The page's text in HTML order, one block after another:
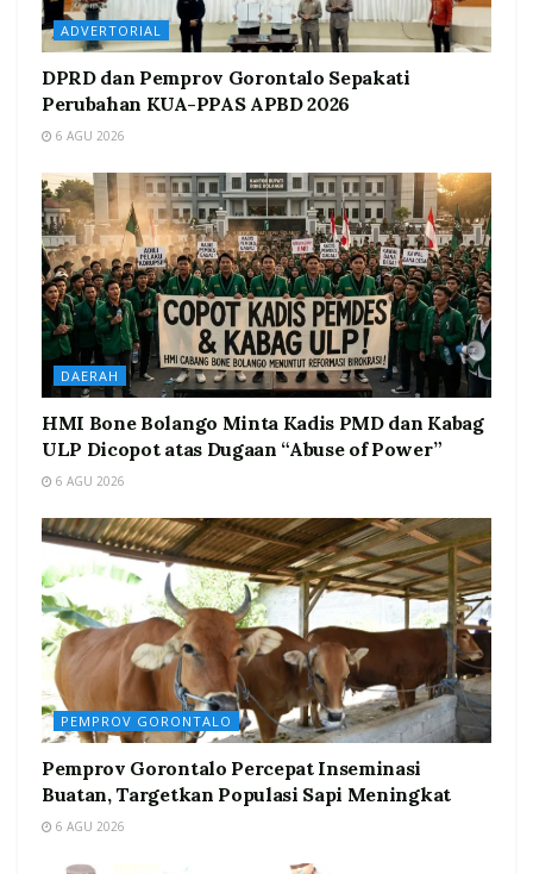
ADVERTORIAL
DPRD dan Pemprov Gorontalo Sepakati
Perubahan KUA-PPAS APBD 2026
6 AGU 2026
DAERAH
HMI Bone Bolango Minta Kadis PMD dan Kabag
ULP Dicopot atas Dugaan “Abuse of Power”
6 AGU 2026
PEMPROV GORONTALO
Pemprov Gorontalo Percepat Inseminasi
Buatan, Targetkan Populasi Sapi Meningkat
6 AGU 2026